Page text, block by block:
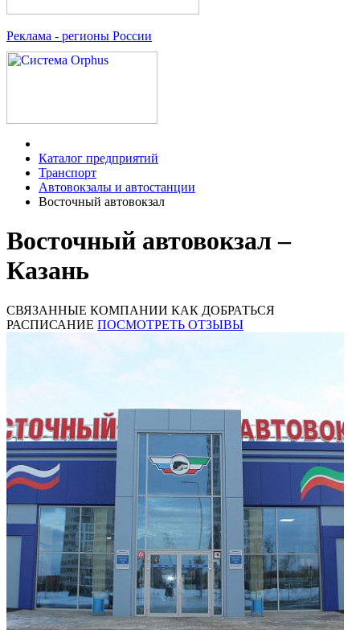
Реклама - регионы России
Каталог предприятий
Транспорт
Автовокзалы и автостанции
Восточный автовокзал
Восточный автовокзал –
Казань
СВЯЗАННЫЕ КОМПАНИИ КАК ДОБРАТЬСЯ
РАСПИСАНИЕ ПОСМОТРЕТЬ ОТЗЫВЫ